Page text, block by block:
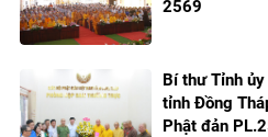
2569
Bí thư Tỉnh
tỉnh Đồng
Phật đản